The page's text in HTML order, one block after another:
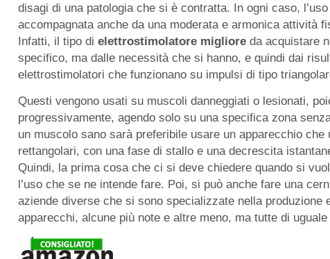
disagi di una patologia che si è contratta. In ogni caso,
accompagnata anche da una moderata e armonica attività
Infatti, il tipo di elettrostimolatore migliore da acquistare
specifico, ma dalle necessità che si hanno, e quindi dai
elettrostimolatori che funzionano su impulsi di tipo
Questi vengono usati su muscoli danneggiati o lesionati,
progressivamente, agendo solo su una specifica zona
un muscolo sano sarà preferibile usare un apparecchio
rettangolari, con una fase di stallo e una decrescita
Quindi, la prima cosa che ci si deve chiedere quando si
l’uso che se ne intende fare. Poi, si può anche fare una
aziende diverse che si sono specializzate nella produzione
apparecchi, alcune più note e altre meno, ma tutte di